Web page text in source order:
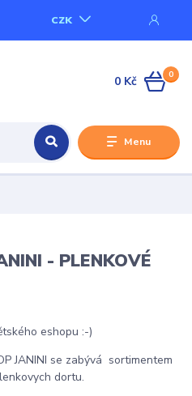
Menu
CZK
0
0 Kč
- PLENKOVÉ
eshopu :-)
JANINI se zabývá sortimentem
dortu.